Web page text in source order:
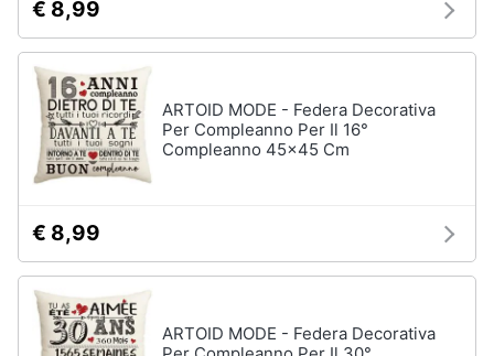
€ 8,99
ARTOID MODE - Federa Decorativa
Per Compleanno Per Il 16°
Compleanno 45x45 Cm
€ 8,99
ARTOID MODE - Federa Decorativa